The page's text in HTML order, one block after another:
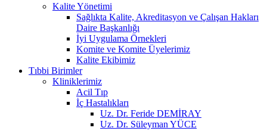
Kalite Yönetimi
Sağlıkta Kalite, Akreditasyon ve Çalışan Hakları
Daire Başkanlığı
İyi Uygulama Örnekleri
Komite ve Komite Üyelerimiz
Kalite Ekibimiz
Tıbbi Birimler
Kliniklerimiz
Acil Tıp
İç Hastalıkları
Uz. Dr. Feride DEMİRAY
Uz. Dr. Süleyman YÜCE